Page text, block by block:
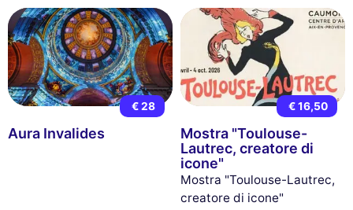
€ 28
Aura Invalides
€ 16,50
Mostra "Toulouse-
Lautrec, creatore di
icone"
Mostra "Toulouse-Lautrec,
creatore di icone"